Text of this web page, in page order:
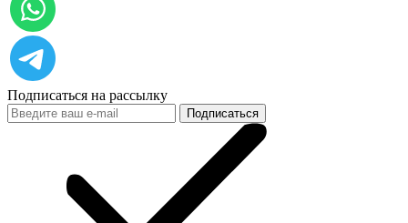
Подписаться на рассылку
Подписаться